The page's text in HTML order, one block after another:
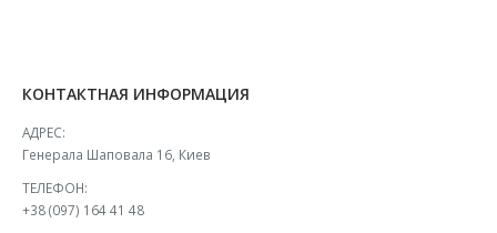
КОНТАКТНАЯ ИНФОРМАЦИЯ
АДРЕС:
Генерала Шаповала 16, Киев
ТЕЛЕФОН:
+38 (097) 164 41 48